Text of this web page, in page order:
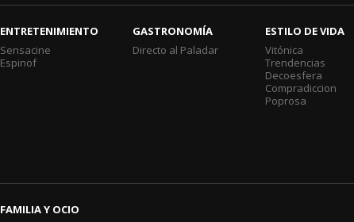
ENTRETENIMIENTO
Sensacine
Espinof
GASTRONOMÍA
Directo al Paladar
ESTILO DE VIDA
Vitónica
Trendencias
Decoesfera
Compradiccion
Poprosa
FAMILIA Y OCIO